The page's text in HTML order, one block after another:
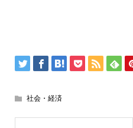
社会・経済